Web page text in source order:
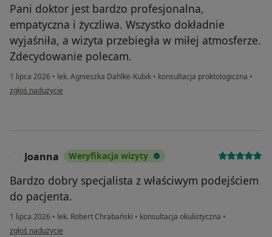
Pani doktor jest bardzo profesjonalna,
empatyczna i życzliwa. Wszystko dokładnie
wyjaśniła, a wizyta przebiegła w miłej atmosferze.
Zdecydowanie polecam.
1 lipca 2026 • lek. Agnieszka Dahlke-Kubik • konsultacja proktologiczna •
w opinii użytkownika Patrycja
zgłoś nadużycie
Joanna Weryfikacja wizyty
Bardzo dobry specjalista z właściwym podejściem
do pacjenta.
1 lipca 2026 • lek. Robert Chrabański • konsultacja okulistyczna •
w opinii użytkownika Joanna
zgłoś nadużycie